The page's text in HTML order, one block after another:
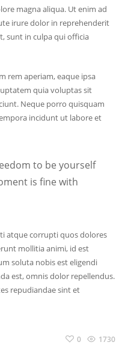
magna aliqua. Ut enim ad
irure dolor in reprehenderit
sunt in culpa qui officia
rem aperiam, eaque ipsa
quia voluptas sit
Neque porro quisquam
incidunt ut labore et
to be yourself
is fine with
atque corrupti quos dolores
mollitia animi, id est
soluta nobis est eligendi
est, omnis dolor repellendus.
repudiandae sint et
0 1730